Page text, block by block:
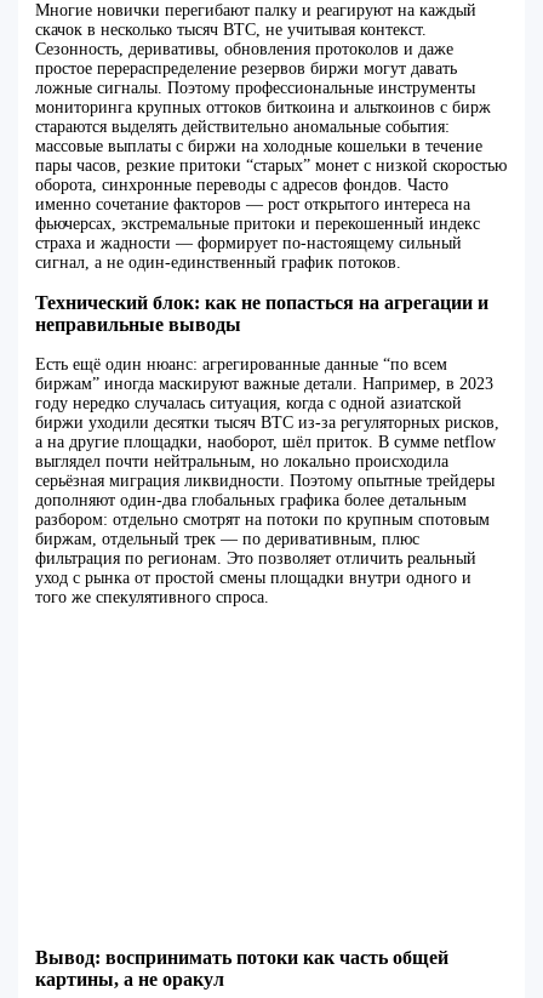
Многие новички перегибают палку и реагируют на каждый
скачок в несколько тысяч BTC, не учитывая контекст.
Сезонность, деривативы, обновления протоколов и даже
простое перераспределение резервов биржи могут давать
ложные сигналы. Поэтому профессиональные инструменты
мониторинга крупных оттоков биткоина и альткоинов с бирж
стараются выделять действительно аномальные события:
массовые выплаты с биржи на холодные кошельки в течение
пары часов, резкие притоки “старых” монет с низкой скоростью
оборота, синхронные переводы с адресов фондов. Часто
именно сочетание факторов — рост открытого интереса на
фьючерсах, экстремальные притоки и перекошенный индекс
страха и жадности — формирует по‑настоящему сильный
сигнал, а не один‑единственный график потоков.
Технический блок: как не попасться на агрегации и
неправильные выводы
Есть ещё один нюанс: агрегированные данные “по всем
биржам” иногда маскируют важные детали. Например, в 2023
году нередко случалась ситуация, когда с одной азиатской
биржи уходили десятки тысяч BTC из‑за регуляторных рисков,
а на другие площадки, наоборот, шёл приток. В сумме netflow
выглядел почти нейтральным, но локально происходила
серьёзная миграция ликвидности. Поэтому опытные трейдеры
дополняют один‑два глобальных графика более детальным
разбором: отдельно смотрят на потоки по крупным спотовым
биржам, отдельный трек — по деривативным, плюс
фильтрация по регионам. Это позволяет отличить реальный
уход с рынка от простой смены площадки внутри одного и
того же спекулятивного спроса.
Вывод: воспринимать потоки как часть общей
картины, а не оракул